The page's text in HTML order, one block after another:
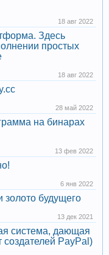
18 авг 2022
Здесь
простых
18 авг 2022
28 май 2022
на бинарах
13 фев 2022
6 янв 2022
будущего
13 дек 2021
система, дающая
создателей PayPal)